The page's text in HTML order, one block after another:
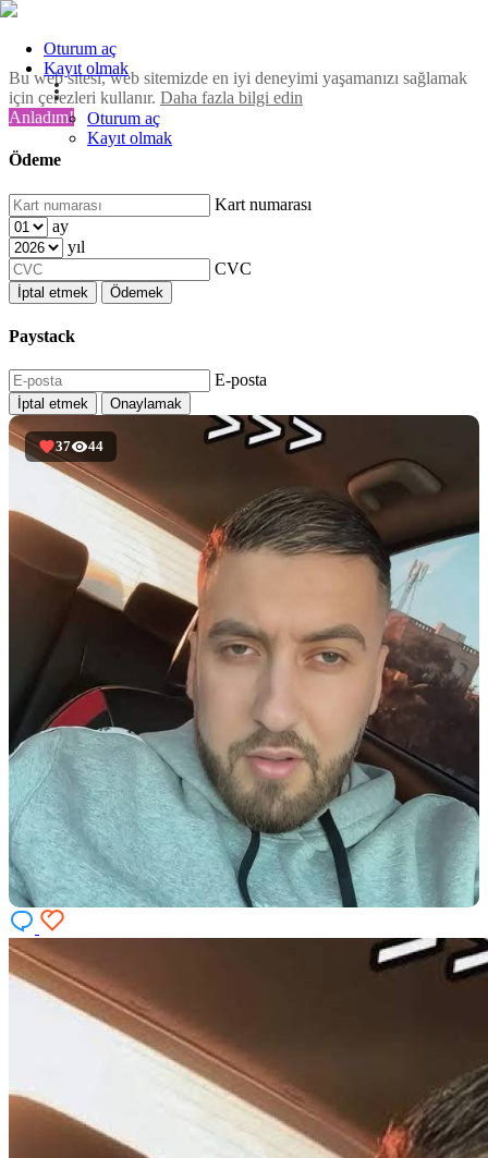
Bu web sitesi, web sitemizde en iyi deneyimi yaşamanızı sağlamak
için çerezleri kullanır. Daha fazla bilgi edin
Anladım!
Ödeme
Kart numarası
ay
yıl
CVC
İptal etmek Ödemek
Paystack
E-posta
İptal etmek Onaylamak
Oturum aç
Kayıt olmak
Oturum aç
Kayıt olmak
37 44